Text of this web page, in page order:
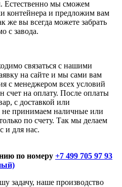
Естественно мы сможем
контейнера и предложим вам
же вы всегда можете забрать
с завода.
связаться с нашими
на сайте и мы сами вам
с менеджером всех условий
счет на оплату. После оплаты
с доставкой или
принимаем наличные или
по счету. Так мы делаем
и для нас.
по номеру +7 499 705 97 93
задачу, наше производство